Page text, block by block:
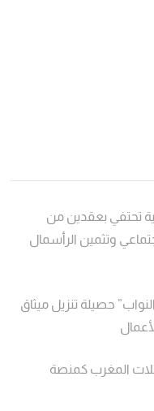
تحتفي بعقدين من
وتثمين الرأسمال
حصيلة تنزيل ميثاق
المغرب كمنصة